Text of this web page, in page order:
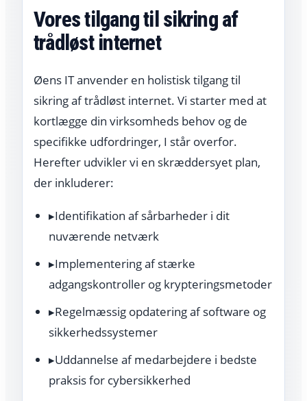
Vores tilgang til sikring af
trådløst internet
Øens IT anvender en holistisk tilgang til
sikring af trådløst internet. Vi starter med at
kortlægge din virksomheds behov og de
specifikke udfordringer, I står overfor.
Herefter udvikler vi en skræddersyet plan,
der inkluderer:
▸Identifikation af sårbarheder i dit
nuværende netværk
▸Implementering af stærke
adgangskontroller og krypteringsmetoder
▸Regelmæssig opdatering af software og
sikkerhedssystemer
▸Uddannelse af medarbejdere i bedste
praksis for cybersikkerhed